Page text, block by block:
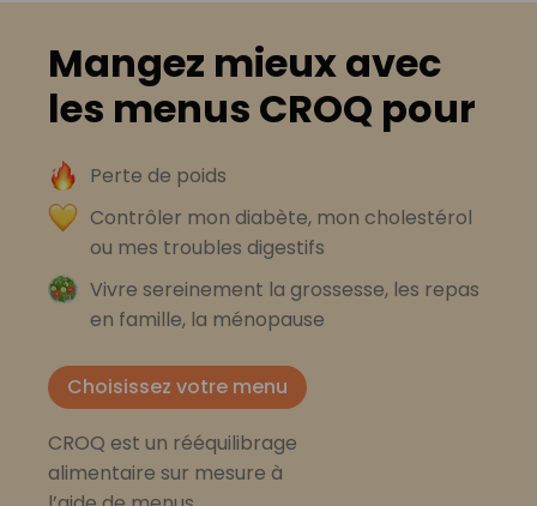
Mangez mieux avec
les menus CROQ pour
Perte de poids
Contrôler mon diabète, mon cholestérol
ou mes troubles digestifs
Vivre sereinement la grossesse, les repas
en famille, la ménopause
Choisissez votre menu
CROQ est un rééquilibrage
alimentaire sur mesure à